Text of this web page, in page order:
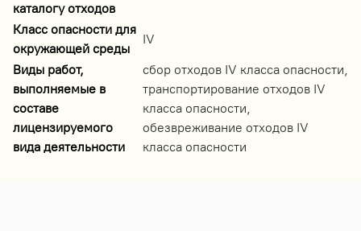
каталогу отходов
Класс опасности для
окружающей среды
IV
Виды работ,
выполняемые в
составе
лицензируемого
вида деятельности
сбор отходов IV класса опасности,
транспортирование отходов IV
класса опасности,
обезвреживание отходов IV
класса опасности